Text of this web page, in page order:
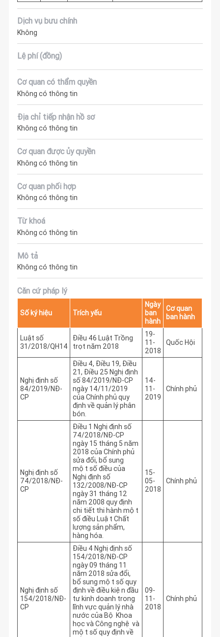
Dịch vụ bưu chính
Không
Lệ phí (đồng)
Cơ quan có thẩm quyền
Không có thông tin
Địa chỉ tiếp nhận hồ sơ
Không có thông tin
Cơ quan được ủy quyền
Không có thông tin
Cơ quan phối hợp
Không có thông tin
Từ khoá
Không có thông tin
Mô tả
Không có thông tin
Căn cứ pháp lý
Số ký hiệu Trích yếu
Ngày
ban
hành
Cơ quan
ban hành
Luật số
31/2018/QH14
Điều 46 Luật Trồng
trọt năm 2018
19-
11-
2018
Quốc Hội
Nghị định số
84/2019/NĐ-
CP
Điều 4, Điều 19, Điều
21, Điều 25 Nghị định
số 84/2019/NĐ-CP
ngày 14/11/2019
của Chính phủ quy
định về quản lý phân
bón.
14-
11-
2019
Chính phủ
Nghị định số
74/2018/NĐ-
CP
Điều 1 Nghị định số
74/2018/NĐ-CP
ngày 15 tháng 5 năm
2018 của Chính phủ
sửa đổi, bổ sung
một số điều của
Nghị định số
132/2008/NĐ-CP
ngày 31 tháng 12
năm 2008 quy định
chi tiết thi hành một
số điều Luật Chất
lượng sản phẩm,
hàng hóa.
15-
05-
2018
Chính phủ
Nghị định số
154/2018/NĐ-
CP
Điều 4 Nghị định số
154/2018/NĐ-CP
ngày 09 tháng 11
năm 2018 sửa đổi,
bổ sung một số quy
định về điều kiện đầu
tư kinh doanh trong
lĩnh vực quản lý nhà
nước của Bộ Khoa
học và Công nghệ và
một số quy định về
09-
11-
2018
Chính phủ